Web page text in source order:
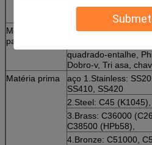
O Fillister, Ansi.Pan,
Hex.washer.
Motoristas do
parafuso
Phillips, entalhado,
quadrado-entalhe,
Dobro-v, Tri asa,
Matéria prima
aço 1.Stainless:
SS410, SS420
2.Steel: C45
3.Brass: C36000
C38500 (HPb58),
4.Bronze: C51000,